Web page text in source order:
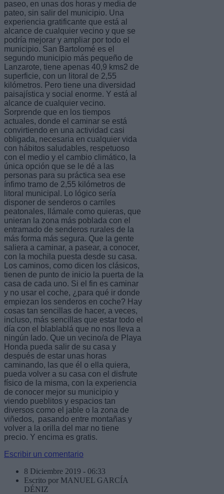
paseo, en unas dos horas y media de
pateo, sin salir del municipio. Una
experiencia gratificante que está al
alcance de cualquier vecino y que se
podría mejorar y ampliar por todo el
municipio. San Bartolomé es el
segundo municipio más pequeño de
Lanzarote, tiene apenas 40,9 kms2 de
superficie, con un litoral de 2,55
kilómetros. Pero tiene una diversidad
paisajística y social enorme. Y está al
alcance de cualquier vecino.
Sorprende que en los tiempos
actuales, donde el caminar se está
convirtiendo en una actividad casi
obligada, necesaria en cualquier vida
con hábitos saludables, respetuoso
con el medio y el cambio climático, la
única opción que se le dé a las
personas para su práctica sea ese
ínfimo tramo de 2,55 kilómetros de
litoral municipal. Lo lógico sería
disponer de senderos o carriles
peatonales, llámale como quieras, que
unieran la zona más poblada con el
entramado de senderos rurales de la
más forma más segura. Que la gente
saliera a caminar, a pasear, a conocer,
con la mochila puesta desde su casa.
Los caminos, como dicen los clásicos,
tienen de punto de inicio la puerta de la
casa de cada uno. Si el fin es caminar
y no usar el coche, ¿para qué ir donde
empiezan los senderos en coche? Hay
cosas tan sencillas de hacer, a veces,
incluso, más sencillas que estar todo el
día con el blablablá que no nos lleva a
ningún lado. Que un vecino/a de Playa
Honda pueda salir de su casa y
después de estar unas horas
caminando, las que él o ella quiera,
pueda volver a su casa con el disfrute
físico de la misma, con la experiencia
de conocer mejor su municipio y
viendo pueblitos y espacios tan
diversos como el jable o la zona de
viñedos, pasando entre montañas y
volver a la orilla del mar no tiene
precio. Y encima es gratis.
Escribir un comentario
8 Diciembre 2019 - 06:33
Escrito por MANUEL GARCÍA
DÉNIZ